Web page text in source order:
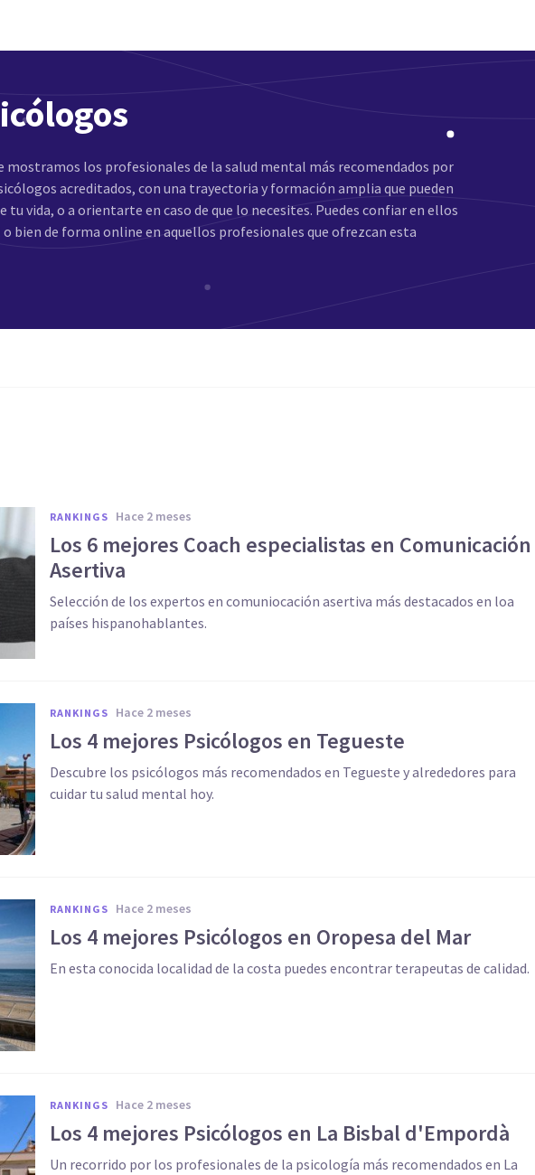
mostramos los profesionales de la salud mental más recomendados por
acreditados, con una trayectoria y formación amplia que pueden
tu vida, o a orientarte en caso de que lo necesites. Puedes confiar en ellos
o bien de forma online en aquellos profesionales que ofrezcan esta
RANKINGS hace 2 meses
Los 6 mejores Coach especialistas en Comunicación
Asertiva
Selección de los expertos en comuniocación asertiva más destacados en loa
países hispanohablantes.
RANKINGS hace 2 meses
Los 4 mejores Psicólogos en Tegueste
Descubre los psicólogos más recomendados en Tegueste y alrededores para
cuidar tu salud mental hoy.
RANKINGS hace 2 meses
Los 4 mejores Psicólogos en Oropesa del Mar
En esta conocida localidad de la costa puedes encontrar terapeutas de calidad.
RANKINGS hace 2 meses
Los 4 mejores Psicólogos en La Bisbal d'Empordà
Un recorrido por los profesionales de la psicología más recomendados en La